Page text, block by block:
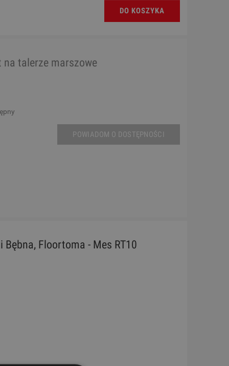
DO KOSZYKA
na talerze marszowe
POWIADOM O DOSTĘPNOŚCI
Bębna, Floortoma - Mes RT10